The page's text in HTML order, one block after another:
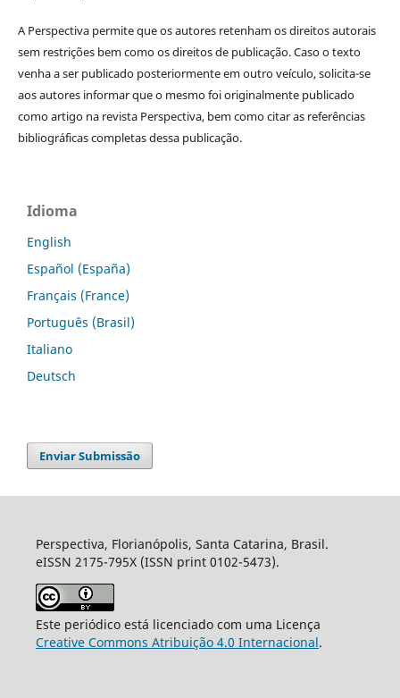
A Perspectiva permite que os autores retenham os direitos autorais
sem restrições bem como os direitos de publicação. Caso o texto
venha a ser publicado posteriormente em outro veículo, solicita-se
aos autores informar que o mesmo foi originalmente publicado
como artigo na revista Perspectiva, bem como citar as referências
bibliográficas completas dessa publicação.
Idioma
English
Español (España)
Français (France)
Português (Brasil)
Italiano
Deutsch
Enviar Submissão
Perspectiva, Florianópolis, Santa Catarina, Brasil.
eISSN 2175-795X (ISSN print 0102-5473).
Este periódico está licenciado com uma Licença
Creative Commons Atribuição 4.0 Internacional.